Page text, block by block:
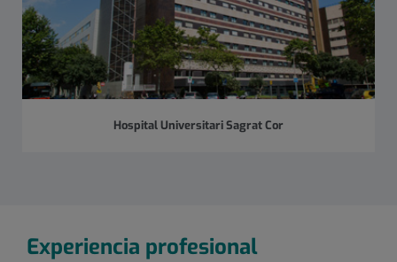
Hospital Universitari Sagrat Cor
Experiencia profesional